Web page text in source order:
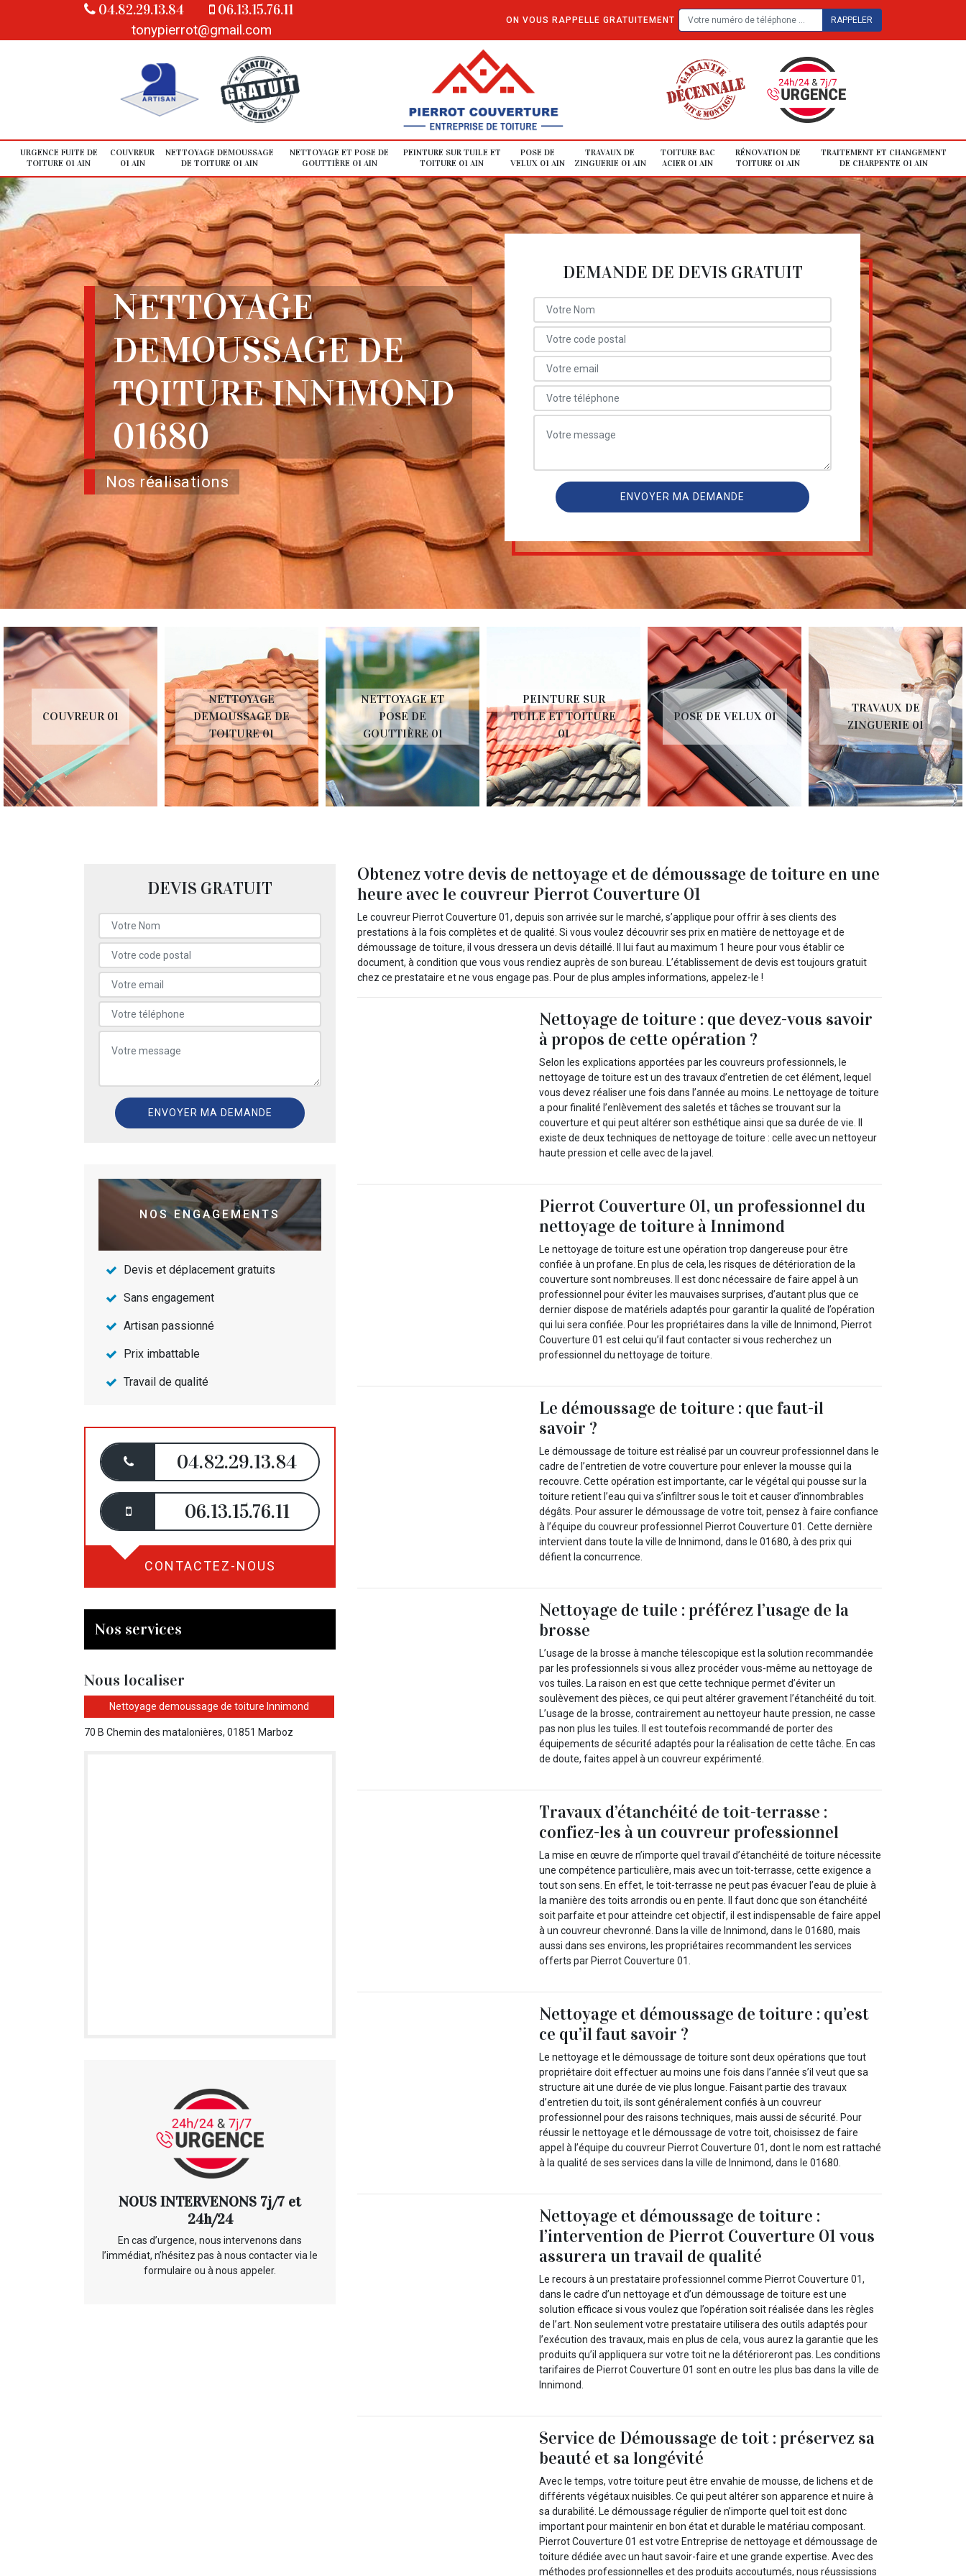
04.82.29.13.84
06.13.15.76.11
tonypierrot@gmail.com
ON VOUS RAPPELLE GRATUITEMENT
URGENCE FUITE DE
TOITURE 01 AIN
COUVREUR
01 AIN
NETTOYAGE DEMOUSSAGE
DE TOITURE 01 AIN
NETTOYAGE ET POSE DE
GOUTTIÈRE 01 AIN
PEINTURE SUR TUILE ET
TOITURE 01 AIN
POSE DE
VELUX 01 AIN
TRAVAUX DE
ZINGUERIE 01 AIN
TOITURE BAC
ACIER 01 AIN
RÉNOVATION DE
TOITURE 01 AIN
TRAITEMENT ET CHANGEMENT
DE CHARPENTE 01 AIN
NETTOYAGE
DEMOUSSAGE DE
TOITURE INNIMOND
01680
Nos réalisations
DEMANDE DE DEVIS GRATUIT
COUVREUR 01
NETTOYAGE
DEMOUSSAGE DE
TOITURE 01
NETTOYAGE ET
POSE DE
GOUTTIÈRE 01
PEINTURE SUR
TUILE ET TOITURE
01
POSE DE VELUX 01
TRAVAUX DE
ZINGUERIE 01
DEVIS GRATUIT
NOS ENGAGEMENTS
Devis et déplacement gratuits
Sans engagement
Artisan passionné
Prix imbattable
Travail de qualité
04.82.29.13.84
06.13.15.76.11
CONTACTEZ-NOUS
Nos services
Nous localiser
Nettoyage demoussage de toiture Innimond
70 B Chemin des matalonières, 01851 Marboz
NOUS INTERVENONS 7j/7 et
24h/24
En cas d’urgence, nous intervenons dans
l’immédiat, n’hésitez pas à nous contacter via le
formulaire ou à nous appeler.
Obtenez votre devis de nettoyage et de démoussage de toiture en une
heure avec le couvreur Pierrot Couverture 01
Le couvreur Pierrot Couverture 01, depuis son arrivée sur le marché, s’applique pour offrir à ses clients des
prestations à la fois complètes et de qualité. Si vous voulez découvrir ses prix en matière de nettoyage et de
démoussage de toiture, il vous dressera un devis détaillé. Il lui faut au maximum 1 heure pour vous établir ce
document, à condition que vous vous rendiez auprès de son bureau. L’établissement de devis est toujours gratuit
chez ce prestataire et ne vous engage pas. Pour de plus amples informations, appelez-le !
Nettoyage de toiture : que devez-vous savoir
à propos de cette opération ?
Selon les explications apportées par les couvreurs professionnels, le
nettoyage de toiture est un des travaux d’entretien de cet élément, lequel
vous devez réaliser une fois dans l’année au moins. Le nettoyage de toiture
a pour finalité l’enlèvement des saletés et tâches se trouvant sur la
couverture et qui peut altérer son esthétique ainsi que sa durée de vie. Il
existe de deux techniques de nettoyage de toiture : celle avec un nettoyeur
haute pression et celle avec de la javel.
Pierrot Couverture 01, un professionnel du
nettoyage de toiture à Innimond
Le nettoyage de toiture est une opération trop dangereuse pour être
confiée à un profane. En plus de cela, les risques de détérioration de la
couverture sont nombreuses. Il est donc nécessaire de faire appel à un
professionnel pour éviter les mauvaises surprises, d’autant plus que ce
dernier dispose de matériels adaptés pour garantir la qualité de l’opération
qui lui sera confiée. Pour les propriétaires dans la ville de Innimond, Pierrot
Couverture 01 est celui qu’il faut contacter si vous recherchez un
professionnel du nettoyage de toiture.
Le démoussage de toiture : que faut-il
savoir ?
Le démoussage de toiture est réalisé par un couvreur professionnel dans le
cadre de l’entretien de votre couverture pour enlever la mousse qui la
recouvre. Cette opération est importante, car le végétal qui pousse sur la
toiture retient l’eau qui va s’infiltrer sous le toit et causer d’innombrables
dégâts. Pour assurer le démoussage de votre toit, pensez à faire confiance
à l’équipe du couvreur professionnel Pierrot Couverture 01. Cette dernière
intervient dans toute la ville de Innimond, dans le 01680, à des prix qui
défient la concurrence.
Nettoyage de tuile : préférez l’usage de la
brosse
L’usage de la brosse à manche télescopique est la solution recommandée
par les professionnels si vous allez procéder vous-même au nettoyage de
vos tuiles. La raison en est que cette technique permet d’éviter un
soulèvement des pièces, ce qui peut altérer gravement l’étanchéité du toit.
L’usage de la brosse, contrairement au nettoyeur haute pression, ne casse
pas non plus les tuiles. Il est toutefois recommandé de porter des
équipements de sécurité adaptés pour la réalisation de cette tâche. En cas
de doute, faites appel à un couvreur expérimenté.
Travaux d’étanchéité de toit-terrasse :
confiez-les à un couvreur professionnel
La mise en œuvre de n’importe quel travail d’étanchéité de toiture nécessite
une compétence particulière, mais avec un toit-terrasse, cette exigence a
tout son sens. En effet, le toit-terrasse ne peut pas évacuer l’eau de pluie à
la manière des toits arrondis ou en pente. Il faut donc que son étanchéité
soit parfaite et pour atteindre cet objectif, il est indispensable de faire appel
à un couvreur chevronné. Dans la ville de Innimond, dans le 01680, mais
aussi dans ses environs, les propriétaires recommandent les services
offerts par Pierrot Couverture 01.
Nettoyage et démoussage de toiture : qu’est
ce qu’il faut savoir ?
Le nettoyage et le démoussage de toiture sont deux opérations que tout
propriétaire doit effectuer au moins une fois dans l’année s’il veut que sa
structure ait une durée de vie plus longue. Faisant partie des travaux
d’entretien du toit, ils sont généralement confiés à un couvreur
professionnel pour des raisons techniques, mais aussi de sécurité. Pour
réussir le nettoyage et le démoussage de votre toit, choisissez de faire
appel à l’équipe du couvreur Pierrot Couverture 01, dont le nom est rattaché
à la qualité de ses services dans la ville de Innimond, dans le 01680.
Nettoyage et démoussage de toiture :
l’intervention de Pierrot Couverture 01 vous
assurera un travail de qualité
Le recours à un prestataire professionnel comme Pierrot Couverture 01,
dans le cadre d’un nettoyage et d’un démoussage de toiture est une
solution efficace si vous voulez que l’opération soit réalisée dans les règles
de l’art. Non seulement votre prestataire utilisera des outils adaptés pour
l’exécution des travaux, mais en plus de cela, vous aurez la garantie que les
produits qu’il appliquera sur votre toit ne la détérioreront pas. Les conditions
tarifaires de Pierrot Couverture 01 sont en outre les plus bas dans la ville de
Innimond.
Service de Démoussage de toit : préservez sa
beauté et sa longévité
Avec le temps, votre toiture peut être envahie de mousse, de lichens et de
différents végétaux nuisibles. Ce qui peut altérer son apparence et nuire à
sa durabilité. Le démoussage régulier de n’importe quel toit est donc
important pour maintenir en bon état et durable le matériau composant.
Pierrot Couverture 01 est votre Entreprise de nettoyage et démoussage de
toiture dédiée avec un haut savoir-faire et une grande expertise. Avec des
méthodes professionnelles et des produits accoutumés, nous réussissions